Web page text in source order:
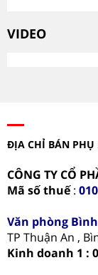
VIDEO
ĐỊA CHỈ BÁN PHỤ
CÔNG TY CỔ
Mã số thuế:
Văn phòng
TP Thuận An ,
Kinh doanh 1 :